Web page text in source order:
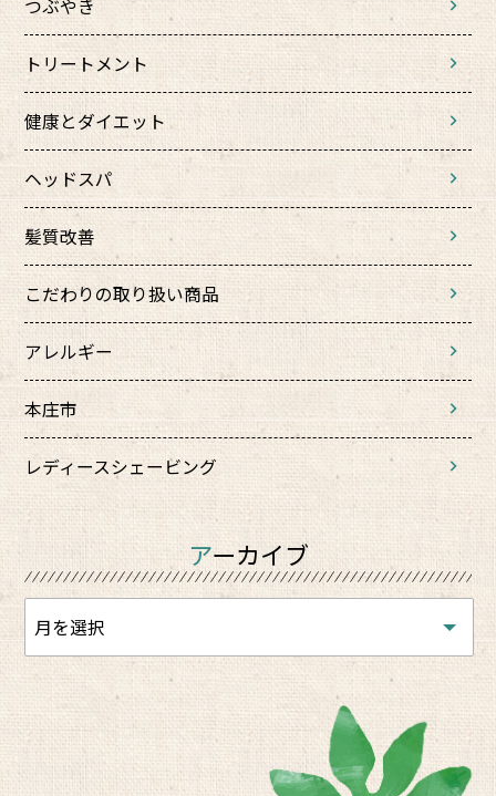
つぶやき
トリートメント
健康とダイエット
ヘッドスパ
髪質改善
こだわりの取り扱い商品
アレルギー
本庄市
レディースシェービング
アーカイブ